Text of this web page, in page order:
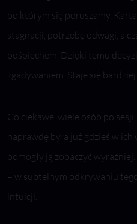
po którym się poruszamy.
stagnacji, potrzebę odwagi, a
pośpiechem. Dzięki temu
zgadywaniem. Staje się
Co ciekawe, wiele osób po
naprawdę była już gdzieś w
pomogły ją zobaczyć
– w subtelnym odkrywaniu
intuicji.